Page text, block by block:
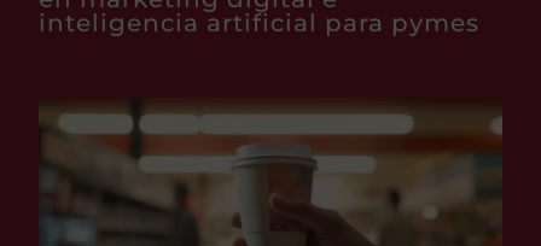
inteligencia artificial para pymes